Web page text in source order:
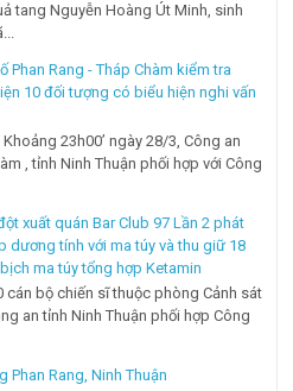
tang Nguyễn Hoàng Út Minh, sinh
Phan Rang - Tháp Chàm kiểm tra
10 đối tượng có biểu hiện nghi vấn
23h00’ ngày 28/3, Công an
, tỉnh Ninh Thuận phối hợp với Công
xuất quán Bar Club 97 Lần 2 phát
dương tính với ma túy và thu giữ 18
ma túy tổng hợp Ketamin
cán bộ chiến sĩ thuộc phòng Cảnh sát
an tỉnh Ninh Thuận phối hợp Công
Phan Rang, Ninh Thuận